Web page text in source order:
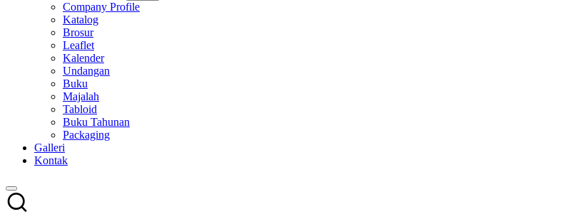
Company Profile
Katalog
Brosur
Leaflet
Kalender
Undangan
Buku
Majalah
Tabloid
Buku Tahunan
Packaging
Galleri
Kontak